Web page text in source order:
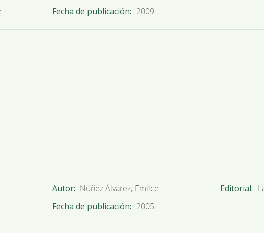
Fecha de publicación 2009
Autor Núñez Álvarez, Emilce Editorial
Fecha de publicación 2005